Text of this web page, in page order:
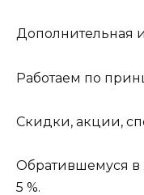
Дополнительная
Работаем по
Скидки, акции,
Обратившемуся в
5 %.